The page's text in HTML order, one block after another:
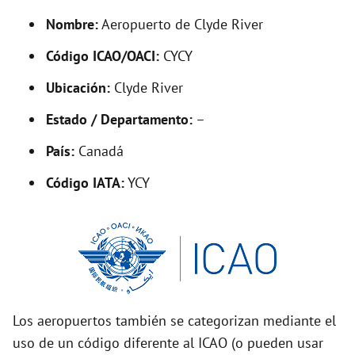
V
i
o
Nombre:Aeropuerto de Clyde River
Código ICAO/OACI: CYCY
Ubicación: Clyde River
Estado / Departamento: –
País: Canadá
Código IATA:YCY
Los aeropuertos también se categorizan mediante el
uso de un código diferente al ICAO (o pueden usar